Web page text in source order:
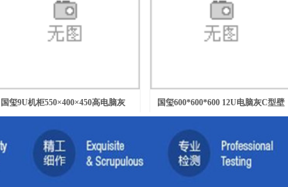
国玺9U机柜550×400×450高电脑灰 国玺600*600*600 12U电脑灰C型壁
挂网络机柜